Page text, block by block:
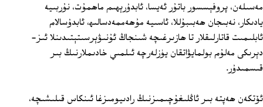
مەسىلەن، پروفېسسور باتۇر ئەيسا، ئابدۇرېھىم ماھمۇت، نۇربىيە
يادىكار، نەبىجان ھەبىبۇللا، ئاسىيە مۇھەممەدسالىھ، ئابدۇسالام
ئابلىمىت قاتارلىقلار تا ھازىرغىچە شىنجاڭ ئۇنىۋېرسىتېتىدىنلا ئىز-
دېرىكى مەلۇم بولمايۋاتقان يۈزلەرچە ئىلمىي خادىملارنىڭ بىر
قىسمىدۇر.
ئۆتكەن ھەپتە بىر ئاڭلىغۇچىمىزنىڭ رادىيومىزغا ئىنكاس قىلىشىچە،